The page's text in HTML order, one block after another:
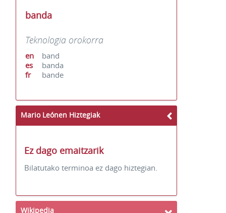
banda
Teknologia orokorra
en
band
es
banda
fr
bande
Mario Leónen Hiztegiak
Ez dago emaitzarik
Bilatutako terminoa ez dago hiztegian.
Wikipedia